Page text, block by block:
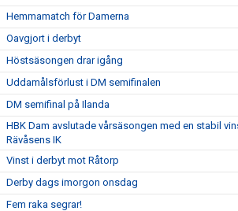
Hemmamatch för Damerna
Oavgjort i derbyt
Höstsäsongen drar igång
Uddamålsförlust i DM semifinalen
DM semifinal på Ilanda
HBK Dam avslutade vårsäsongen med en stabil
Rävåsens IK
Vinst i derbyt mot Råtorp
Derby dags imorgon onsdag
Fem raka segrar!